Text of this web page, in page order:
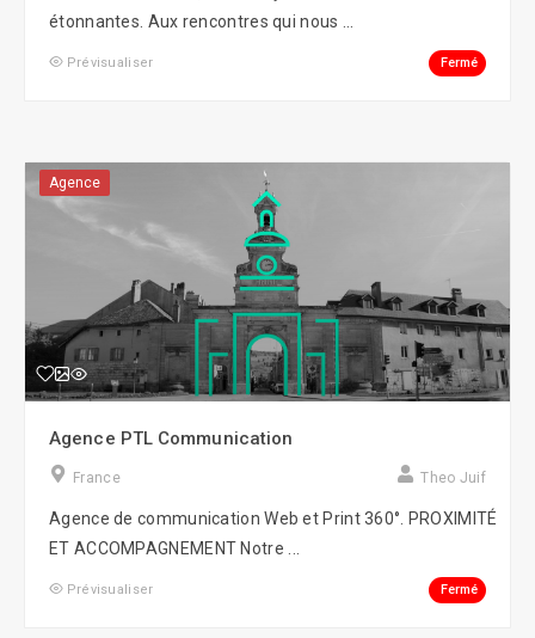
étonnantes. Aux rencontres qui nous ...
Prévisualiser Fermé
Agence
Agence PTL Communication
France Theo Juif
Agence de communication Web et Print 360°. PROXIMITÉ
ET ACCOMPAGNEMENT Notre ...
Prévisualiser Fermé